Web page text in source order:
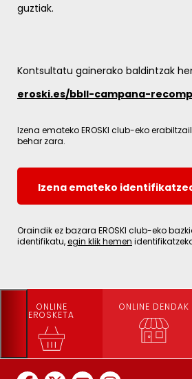
guztiak.
Kontsultatu gainerako baldintzak
eroski.es/bbll-campana-
Izena emateko EROSKI club-eko
behar zara.
Izena emateko
Oraindik ez bazara EROSKI club-eko
identifikatu,egin klik hemen
ONLINE
EROSKETA
ONLINE DENDAK